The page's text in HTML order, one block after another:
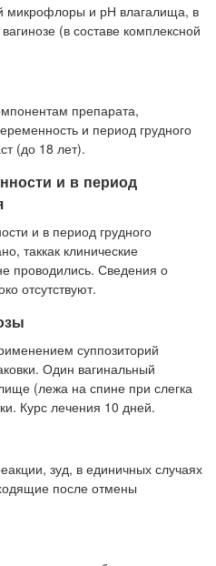
микрофлоры и рН влагалища, в
(в составе комплексной
препарата,
и период грудного
(до 18 лет).
и в период
и в период грудного
таккак клинические
проводились. Сведения о
отсутствуют.
суппозиторий
Один вагинальный
(лежа на спине при слегка
Курс лечения 10 дней.
зуд, в единичных случаях
после отмены